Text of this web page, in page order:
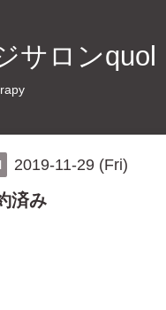
サロンquol
2019-11-29 (Fri)
済み